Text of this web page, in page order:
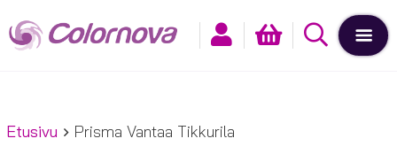
Etusivu Prisma Vantaa Tikkurila